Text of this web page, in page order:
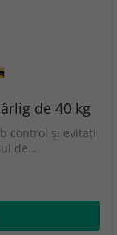
de 40 kg
control și evitați
de…